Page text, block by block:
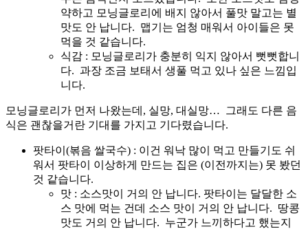
약하고 모닝글로리에 배지 않아서 풀맛 말고는 별
맛도 안 납니다. 맵기는 엄청 매워서 아이들은 못
먹을 것 같습니다.
식감 : 모닝글로리가 충분히 익지 않아서 뻣뻣합니
다. 과장 조금 보태서 생풀 먹고 있나 싶은 느낌입
니다.
모닝글로리가 먼저 나왔는데, 실망, 대실망… 그래도 다른 음
식은 괜찮을거란 기대를 가지고 기다렸습니다.
팟타이(볶음 쌀국수) : 이건 워낙 많이 먹고 만들기도 쉬
워서 팟타이 이상하게 만드는 집은 (이전까지는) 못 봤던
것 같습니다.
맛 : 소스맛이 거의 안 납니다. 팟타이는 달달한 소
스 맛에 먹는 건데 소스 맛이 거의 안 납니다. 땅콩
맛도 거의 안 납니다. 누군가 느끼하다고 했는지